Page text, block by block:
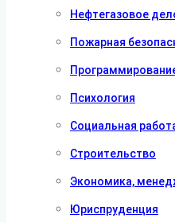
Нефтегазовое
Пожарная
Психология
Социальная
Строительство
Экономика,
Юриспруденция